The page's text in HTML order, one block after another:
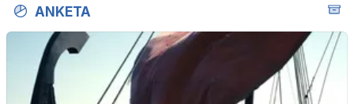
ANKETA